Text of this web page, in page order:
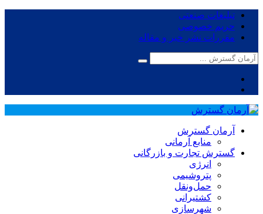
تبلیغات صنعتی
حریم خصوصی
مقررات نشر خبر و مقاله
آرمان گسترش
منابع آرمانی
گسترش تجارت و بازرگانی
انرژی
پتروشیمی
حمل‌و‌نقل
کشتیرانی
شهرسازی